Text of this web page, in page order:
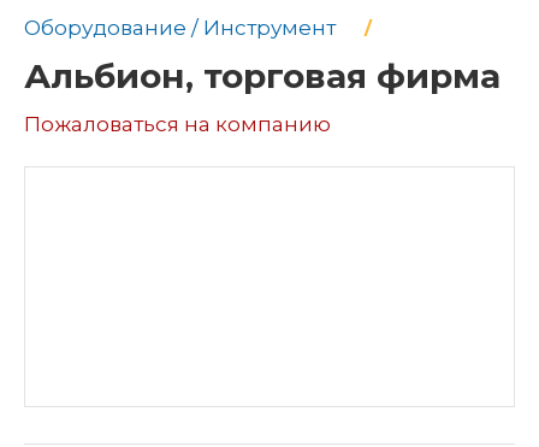
Оборудование / Инструмент
Альбион, торговая фирма
Пожаловаться на компанию